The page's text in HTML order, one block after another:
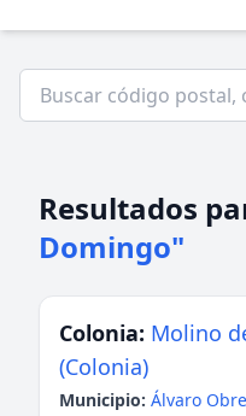
Resultados
Domingo"
Colonia: Molino
(Colonia)
Municipio: Álvaro